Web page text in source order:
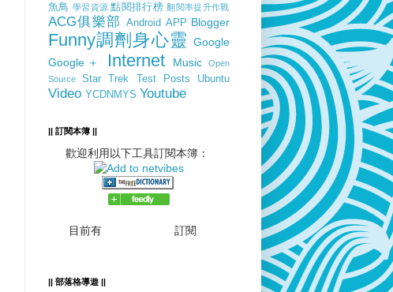
魚鳥 學習資源 點閱排行榜 翻閱率提升作戰
ACG俱樂部 Android APP Blogger
Funny調劑身心靈 Google
Google＋
Internet Music
Open
Source
Star Trek Test Posts Ubuntu
Video YCDNMYS Youtube
|| 訂閱本簿 ||
歡迎利用以下工具訂閱本簿：
目前有 訂閱
|| 部落格導遊 ||